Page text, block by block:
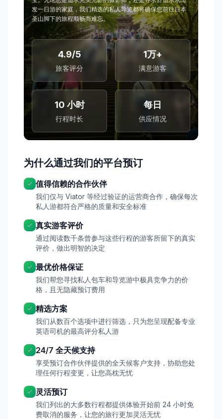
发一日游的家庭，我们精选的私人导览都将确保您前往日本
圣山脚下的旅程顺畅而难忘。
4.9/5
旅客评分
1万+
满意游客
10 小时
行程时长
每日
供应情况
为什么通过我们的平台预订
值得信赖的合作伙伴
我们仅与 Viator 等经过验证的运营商合作，确保每次
私人游都符合严格的质量和安全标准
真实游客评价
通过阅读数千条曾参与这些行程的游客所留下的真实
评价，做出明智的决定
最优价格保证
我们帮您寻找私人包车和导览游中极具竞争力的价
格，且无隐藏预订费用
精选方案
我们从数百个选项中进行筛选，只为您呈现配备专业
英语司机的最高评分私人游
24/7 全天候支持
享受预订合作伙伴提供的全天候客户支持，协助您处
理任何行程变更，让您高枕无忧
灵活预订
我们列出的大多数行程都提供体验开始前 24 小时免
费取消的服务，让您的旅行更加灵活无忧